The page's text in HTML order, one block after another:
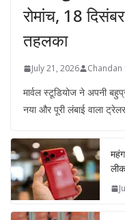
रोमांच, 18
तहलका
July 21, 2026 Chandan
मार्वल स्टूडियोज ने अपनी
नया और पूरी लंबाई वाला